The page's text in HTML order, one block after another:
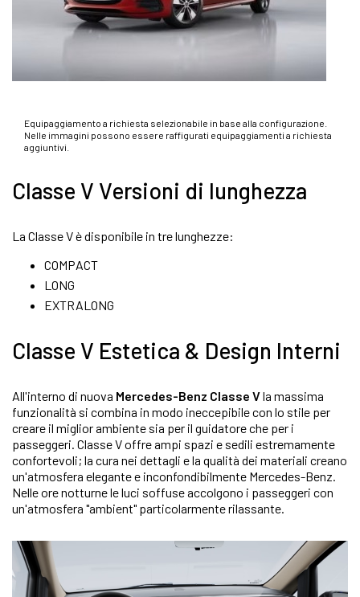
Equipaggiamento a richiesta selezionabile in base alla configurazione.
Nelle immagini possono essere raffigurati equipaggiamenti a richiesta
aggiuntivi.
Classe V Versioni di lunghezza
La Classe V è disponibile in tre lunghezze:
COMPACT
LONG
EXTRALONG
Classe V Estetica & Design Interni
All'interno di nuova Mercedes-Benz Classe Vla massima
funzionalità si combina in modo ineccepibile con lo stile per
creare il miglior ambiente sia per il guidatore che per i
passeggeri. Classe V offre ampi spazi e sedili estremamente
confortevoli; la cura nei dettagli e la qualità dei materiali creano
un'atmosfera elegante e inconfondibilmente Mercedes-Benz.
Nelle ore notturne le luci soffuse accolgono i passeggeri con
un'atmosfera "ambient" particolarmente rilassante.